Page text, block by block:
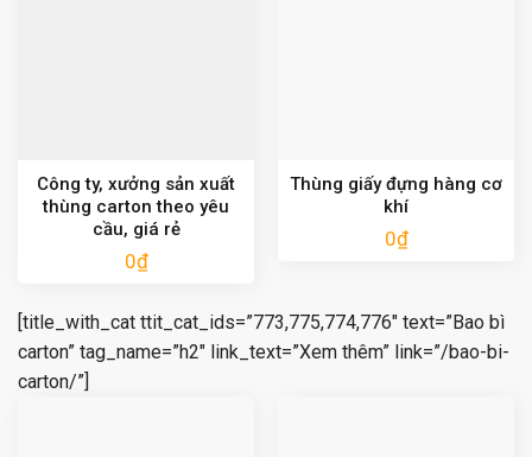
Công ty, xưởng sản xuất
thùng carton theo yêu
cầu, giá rẻ
0₫
Thùng giấy đựng hàng cơ
khí
0₫
[title_with_cat ttit_cat_ids=”773,775,774,776″ text=”Bao bì
carton” tag_name=”h2″ link_text=”Xem thêm” link=”/bao-bi-
carton/”]